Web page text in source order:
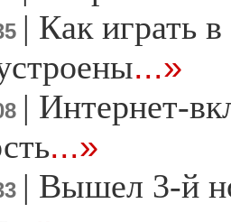
| Как играть
...»
| Интернет-
...»
| Вышел 3-й